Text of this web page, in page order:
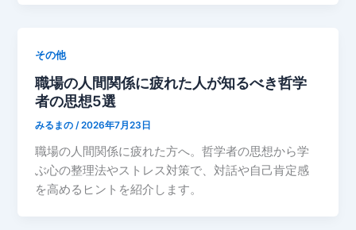
その他
職場の人間関係に疲れた人が知るべき哲学
者の思想5選
みるまの/2026年7月23日
職場の人間関係に疲れた方へ。哲学者の思想から学
ぶ心の整理法やストレス対策で、対話や自己肯定感
を高めるヒントを紹介します。